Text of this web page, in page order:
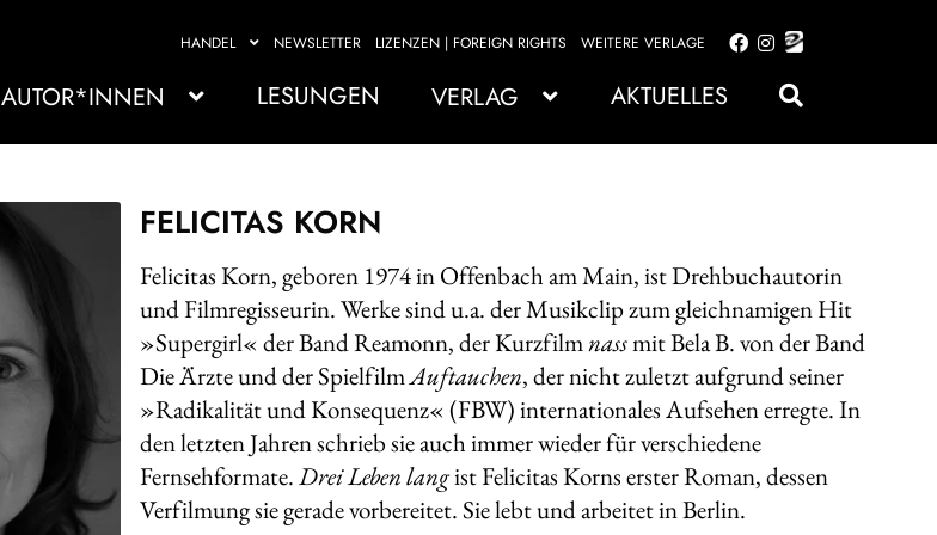
HANDEL NEWSLETTER LIZENZEN | FOREIGN RIGHTS WEITERE VERLAGE
Zur
springen
Zum
springen
AUTOR*INNEN LESUNGEN VERLAG AKTUELLES
FELICITAS KORN
Felicitas Korn, geboren 1974 in Offenbach am Main, ist Drehbuchautorin
und Filmregisseurin. Werke sind u.a. der Musikclip zum gleichnamigen Hit
»Supergirl« der Band Reamonn, der Kurzfilmnassmit Bela B. von der Band
Die Ärzte und der SpielfilmAuftauchen, der nicht zuletzt aufgrund seiner
»Radikalität und Konsequenz« (FBW) internationales Aufsehen erregte. In
den letzten Jahren schrieb sie auch immer wieder für verschiedene
Fernsehformate.Drei Leben langist Felicitas Korns erster Roman, dessen
Verfilmung sie gerade vorbereitet. Sie lebt und arbeitet in Berlin.